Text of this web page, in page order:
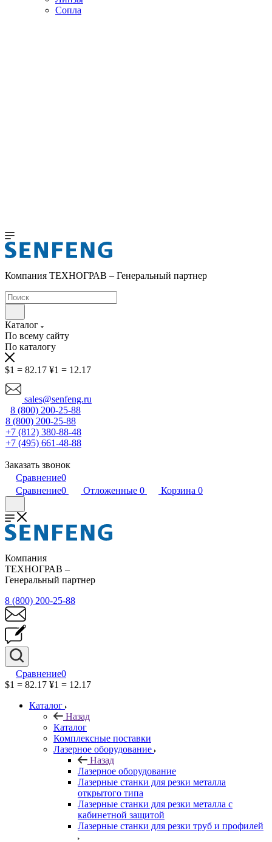
Сопла
Компания ТЕХНОГРАВ – Генеральный партнер
Каталог
По всему сайту
По каталогу
$1 = 82.17 ¥1 = 12.17
sales@senfeng.ru
8 (800) 200-25-88
8 (800) 200-25-88
+7 (812) 380-88-48
+7 (495) 661-48-88
Заказать звонок
Сравнение0
Сравнение0 Отложенные 0 Корзина 0
Компания
ТЕХНОГРАВ –
Генеральный партнер
8 (800) 200-25-88
Сравнение0
$1 = 82.17 ¥1 = 12.17
Каталог
Назад
Каталог
Комплексные поставки
Лазерное оборудование
Назад
Лазерное оборудование
Лазерные станки для резки металла
открытого типа
Лазерные станки для резки металла с
кабинетной защитой
Лазерные станки для резки труб и профилей